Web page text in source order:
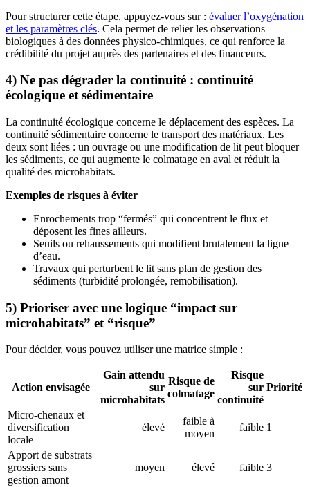
Pour structurer cette étape, appuyez-vous sur : évaluer l’oxygénation
et les paramètres clés. Cela permet de relier les observations
biologiques à des données physico-chimiques, ce qui renforce la
crédibilité du projet auprès des partenaires et des financeurs.
4) Ne pas dégrader la continuité : continuité
écologique et sédimentaire
La continuité écologique concerne le déplacement des espèces. La
continuité sédimentaire concerne le transport des matériaux. Les
deux sont liées : un ouvrage ou une modification de lit peut bloquer
les sédiments, ce qui augmente le colmatage en aval et réduit la
qualité des microhabitats.
Exemples de risques à éviter
Enrochements trop “fermés” qui concentrent le flux et
déposent les fines ailleurs.
Seuils ou rehaussements qui modifient brutalement la ligne
d’eau.
Travaux qui perturbent le lit sans plan de gestion des
sédiments (turbidité prolongée, remobilisation).
5) Prioriser avec une logique “impact sur
microhabitats” et “risque”
Pour décider, vous pouvez utiliser une matrice simple :
Action envisagée
Gain attendu
sur
microhabitats
Risque de
colmatage
Risque
sur
continuité
Priorité
Micro-chenaux et
diversification
locale
élevé
faible à
moyen
faible 1
Apport de substrats
grossiers sans
gestion amont
moyen élevé faible 3